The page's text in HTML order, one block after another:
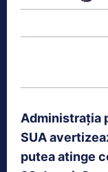
Administrația
SUA
putea atinge